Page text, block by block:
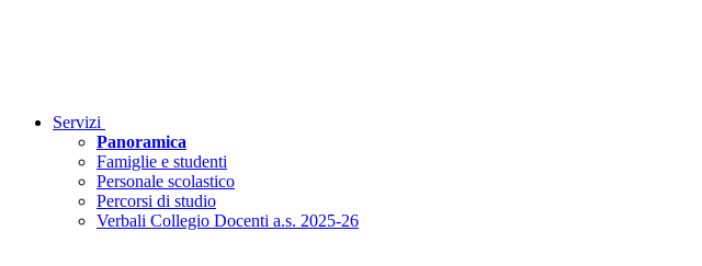
Servizi
Panoramica
Famiglie e studenti
Personale scolastico
Percorsi di studio
Verbali Collegio Docenti a.s. 2025-26